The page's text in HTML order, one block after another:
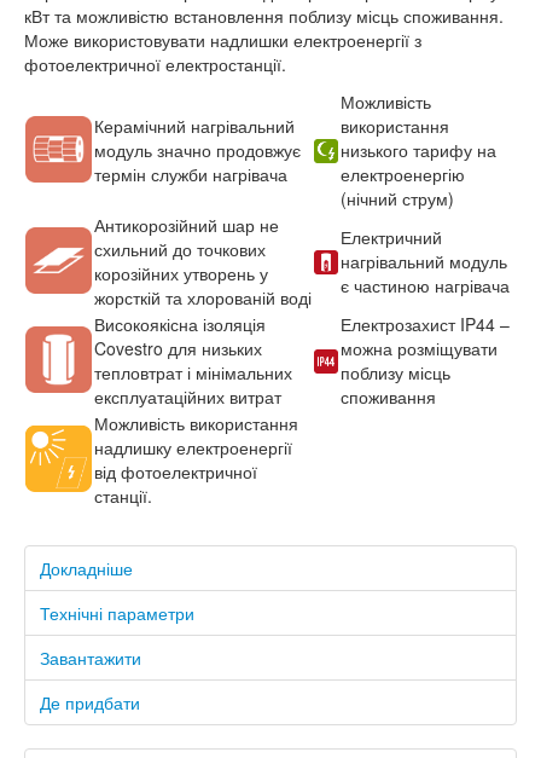
кВт та можливістю встановлення поблизу місць споживання.
Може використовувати надлишки електроенергії з
фотоелектричної електростанції.
Керамічний нагрівальний
модуль значно продовжує
термін служби нагрівача
Можливість
використання
низького тарифу на
електроенергію
(нічний струм)
Антикорозійний шар не
схильний до точкових
корозійних утворень у
жорсткій та хлорованій воді
Електричний
нагрівальний модуль
є частиною нагрівача
Високоякісна ізоляція
Covestro для низьких
тепловтрат і мінімальних
експлуатаційних витрат
Електрозахист IP44 –
можна розміщувати
поблизу місць
споживання
Можливість використання
надлишку електроенергії
від фотоелектричної
станції.
Докладніше
Технічні параметри
Завантажити
Де придбати